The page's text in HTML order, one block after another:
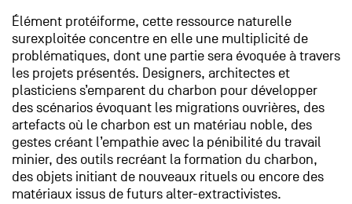
Élément protéiforme, cette ressource naturelle
surexploitée concentre en elle une multiplicité de
problématiques, dont une partie sera évoquée à travers
les projets présentés. Designers, architectes et
plasticiens s’emparent du charbon pour développer
des scénarios évoquant les migrations ouvrières, des
artefacts où le charbon est un matériau noble, des
gestes créant l’empathie avec la pénibilité du travail
minier, des outils recréant la formation du charbon,
des objets initiant de nouveaux rituels ou encore des
matériaux issus de futurs alter-extractivistes.